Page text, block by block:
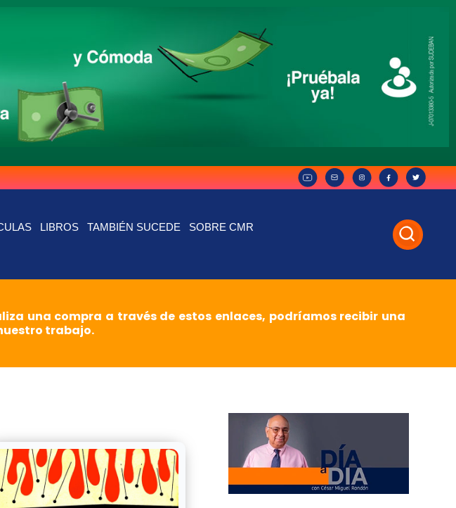
LIBROS TAMBIÉN SUCEDE SOBRE CMR
una compra a través de estos enlaces, podríamos recibir una
trabajo.